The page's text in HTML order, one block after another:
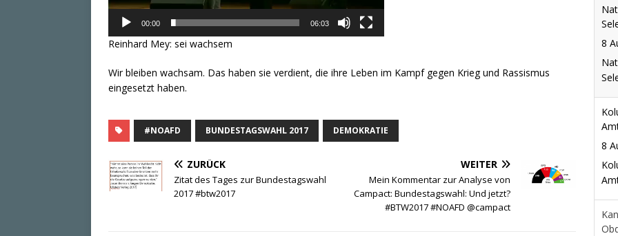
00:00 06:03
Reinhard Mey: sei wachsem
Wir bleiben wachsam. Das haben sie verdient, die ihre Leben im Kampf gegen Krieg und Rassismus
eingesetzt haben.
#NOAFD BUNDESTAGSWAHL 2017 DEMOKRATIE
ZURÜCK
Zitat des Tages zur Bundestagswahl
2017 #btw2017
WEITER
Mein Kommentar zur Analyse von
Campact: Bundestagswahl: Und jetzt?
#BTW2017 #NOAFD @campact
8
8